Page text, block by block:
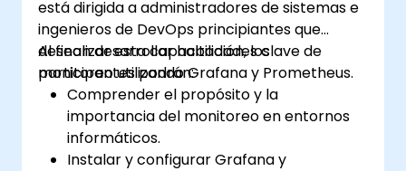
está dirigida a administradores de sistemas e
ingenieros de DevOps principiantes que
desean desarrollar habilidades clave de
monitoreo utilizando Grafana y Prometheus.
Al finalizar esta capacitación, los
participantes podrán:
Comprender el propósito y la
importancia del monitoreo en entornos
informáticos.
Instalar y configurar Grafana y